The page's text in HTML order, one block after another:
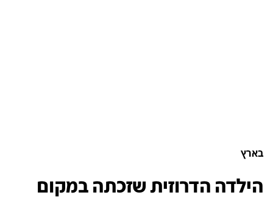
בארץ
הילדה הדרוזית שזכתה במקום